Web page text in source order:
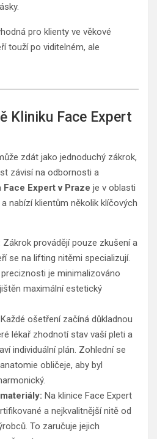
pro klienty ve věkové
touží po viditelném, ale
Kliniku Face Expert
zdát jako jednoduchý zákrok,
závisí na odbornosti a
Face Expert v Praze je v oblasti
nabízí klientům několik klíčových
Zákrok provádějí pouze zkušení a
se na lifting nitěmi specializují.
je minimalizováno
maximální estetický
Každé ošetření začíná důkladnou
lékař zhodnotí stav vaší pleti a
individuální plán. Zohlední se
obličeje, aby byl
Na klinice Face Expert
a nejkvalitnější nitě od
To zaručuje jejich